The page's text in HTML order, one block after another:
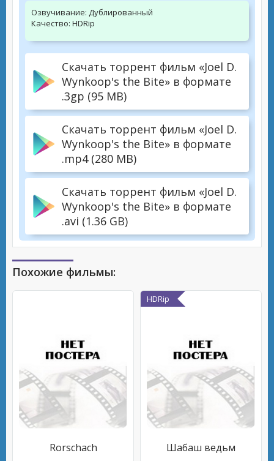
Озвучивание: Дублированный
Качество: HDRip
Скачать торрент фильм «Joel D.
Wynkoop's the Bite» в формате
.3gp (95 MB)
Скачать торрент фильм «Joel D.
Wynkoop's the Bite» в формате
.mp4 (280 MB)
Скачать торрент фильм «Joel D.
Wynkoop's the Bite» в формате
.avi (1.36 GB)
Похожие фильмы:
Rorschach
HDRip
Шабаш ведьм